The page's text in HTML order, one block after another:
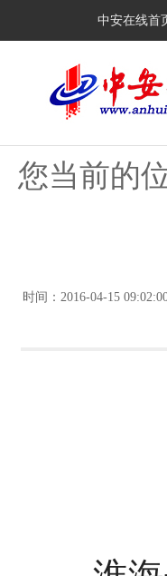
中安在线首
您当前的
时间：2016-04-15